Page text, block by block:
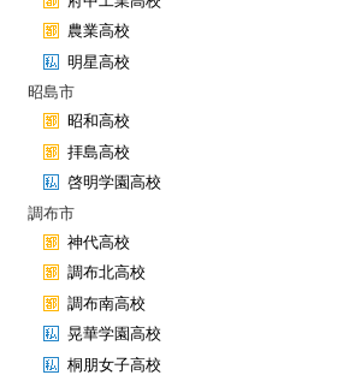
農業高校
明星高校
昭島市
昭和高校
拝島高校
啓明学園高校
調布市
神代高校
調布北高校
調布南高校
晃華学園高校
桐朋女子高校